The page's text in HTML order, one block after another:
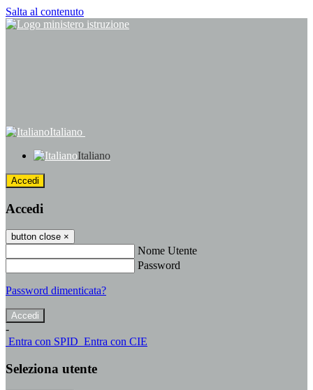
Salta al contenuto
Italiano
Italiano
Accedi
Accedi
button close ×
Nome Utente
Password
Password dimenticata?
-
Entra con SPID Entra con CIE
Seleziona utente